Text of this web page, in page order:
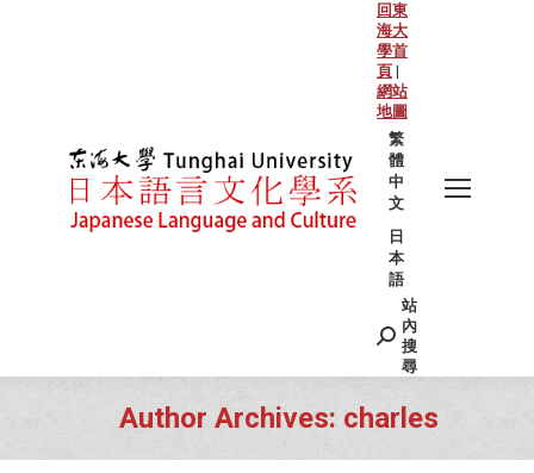
回東
海大
學首
頁 |
網站
地圖
繁
體
中
文
日
本
語
Search:
站
內
搜
尋
Author Archives: charles
You are here: